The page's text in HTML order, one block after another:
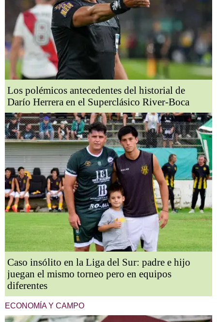
Los polémicos antecedentes del historial de
Darío Herrera en el Superclásico River-Boca
Caso insólito en la Liga del Sur: padre e hijo
juegan el mismo torneo pero en equipos
diferentes
ECONOMÍA Y CAMPO